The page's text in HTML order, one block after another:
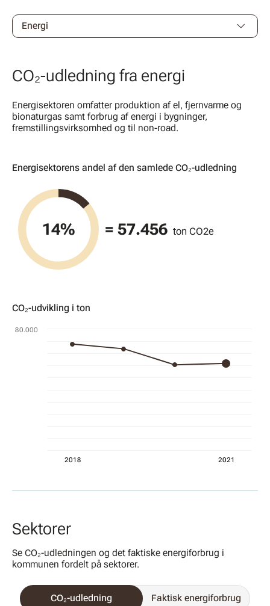
Energi
CO₂-udledning fra energi
Energisektoren omfatter produktion af el, fjernvarme og
bionaturgas samt forbrug af energi i bygninger,
fremstillingsvirksomhed og til non-road.
Energisektorens andel af den samlede CO₂-udledning
Pie chart with 2 slices.
14% = 57.456 ton CO2e
CO₂-udvikling i ton
Diagram
Graf med 4 søjler
2018 2021
80.000
Sektorer
Se CO₂-udledningen og det faktiske energiforbrug i
kommunen fordelt på sektorer.
CO₂-udledning Faktisk energiforbrug